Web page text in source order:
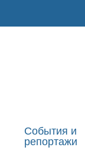
События и
репортажи